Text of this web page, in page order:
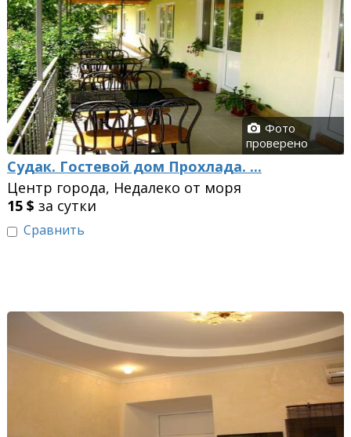
Фото
проверено
Судак. Гостевой дом Прохлада. ...
Центр города, Недалеко от моря
15 $ за сутки
Сравнить